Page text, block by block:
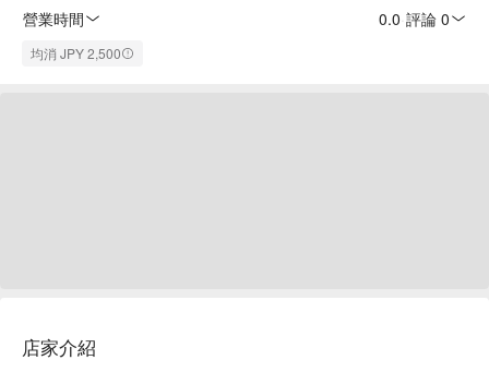
營業時間
0.0 評論 0
均消 JPY 2,500
店家介紹